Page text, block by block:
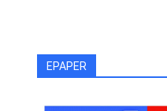
EPAPER